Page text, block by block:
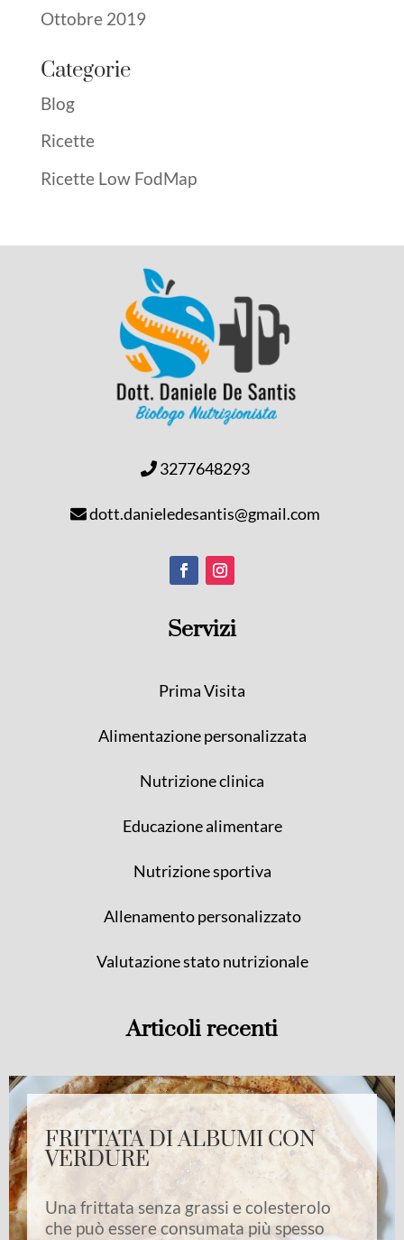
Ottobre 2019
Categorie
Blog
Ricette
Ricette Low FodMap
3277648293
dott.danieledesantis@gmail.com
Servizi
Prima Visita
Alimentazione personalizzata
Nutrizione clinica
Educazione alimentare
Nutrizione sportiva
Allenamento personalizzato
Valutazione stato nutrizionale
Articoli recenti
FRITTATA DI ALBUMI CON
VERDURE
Una frittata senza grassi e colesterolo
che può essere consumata più spesso